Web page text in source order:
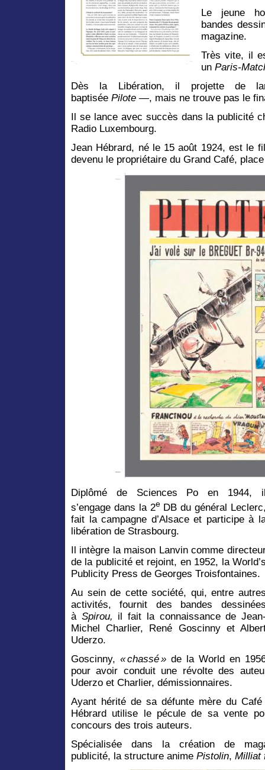
Le jeune
bandes
magazine.
Très vite, il
un Paris-
Dès la Libération, il projette de
baptisée Pilote —, mais ne trouve pas le
Il se lance avec succès dans la publicité
Radio Luxembourg.
Jean Hébrard, né le 15 août 1924, est le
devenu le propriétaire du Grand Café,
Diplômé de Sciences Po en 1944,
s’engage dans la 2eDB du général
fait la campagne d’Alsace et participe à
libération de Strasbourg.
Il intègre la maison Lanvin comme
de la publicité et rejoint, en 1952, la
Publicity Press de Georges Troisfontaines.
Au sein de cette société, qui, entre
activités, fournit des bandes
à Spirou, il fait la connaissance de
Michel Charlier, René Goscinny et
Uderzo.
Goscinny, «chassé» de la World en
pour avoir conduit une révolte des
Uderzo et Charlier, démissionnaires.
Ayant hérité de sa défunte mère du
Hébrard utilise le pécule de sa vente
concours des trois auteurs.
Spécialisée dans la création de
publicité, la structure anime Pistolin, Milliat